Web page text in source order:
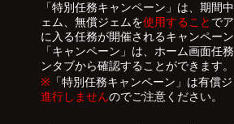
「特別任務キャンペーン」は、期間
ェム、無償ジェムを使用すること で
に入る任務が開催されるキャンペーン
「キャンペーン」は、ホーム画面任
ンタブから確認することができます。
※ 「特別任務キャンペーン」は有償
進行しませんのでご注意ください。